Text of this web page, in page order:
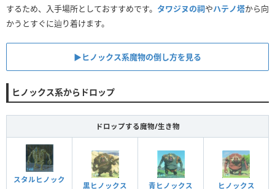
するため、入手場所としておすすめです。 タワジヌの祠やハテノ塔から向
かうとすぐに辿り着けます。
▶︎ヒノックス系魔物の倒し方を見る
ヒノックス系からドロップ
ドロップする魔物/生き物
スタルヒノック
黒ヒノックス 青ヒノックス ヒノックス